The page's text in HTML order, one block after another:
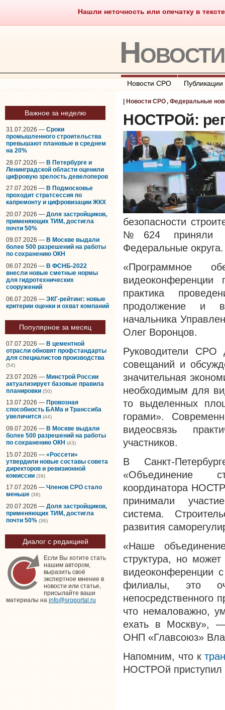
Нашли неточность или опечатку в
Саморегулирование Что
Новости СРО Публикации
Важное за неделю
31.07.2026 — Сроки
промышленного строительства
превышают плановые в среднем
на 20%
28.07.2026 — В Петербурге и
Ленинградской области оценили
цифровую зрелость девелоперов
27.07.2026 — В Подмосковье
проходит стратсессия по
капремонту и цифровизации ЖКХ
20.07.2026 — Доля застройщиков,
применяющих ТИМ, достигла
почти 50%
09.07.2026 — В Москве выдали
более 500 разрешений на работы
по сохранению ОКН
06.07.2026 — В ФСНБ-2022
внесли новые сметные нормы
для гидротехнических
сооружений
06.07.2026 — ЭКГ-рейтинг: новые
критерии оценки и охват компаний
Популярное за месяц
07.07.2026 — В цементной
отрасли обновят профстандарты
для специалистов производства
(54)
23.07.2026 — Минстрой России
актуализирует базовые правила
планировки (50)
13.07.2026 — Провозная
способность БАМа и Транссиба
увеличится (44)
09.07.2026 — В Москве выдали
более 500 разрешений на работы
по сохранению ОКН (43)
15.07.2026 — «Россети»
утвердили новые составы совета
директоров и ревизионной
комиссии (39)
17.07.2026 — Членов СРО стало
меньше (38)
20.07.2026 — Доля застройщиков,
применяющих ТИМ, достигла
почти 50% (36)
Диалог с редакцией
Если Вы хотите стать
нашим автором,
выразить своё
экспертное мнение в
новости или статье,
присылайте ваши
материалы на info@sroportal.ru
Новости СРО, Федеральные
НОСТРОй:
безопасности
№624 приняли
Федеральные округа.
«Программное
практика
продолжение и в
начальника
Олег Воронцов.
Руководители СРО
совещаний и
значительная
необходимым для
то выделенных
горами».
видеосвязь
участников.
В Санкт-
«Объединение
координатора
принимали
система.
развития
«Наше
структура, но
видеоконференции
филиалы, это
непосредственного
что немаловажно,
ехать в Москву», —
ОНП «Главсоюз»
Напомним, что к
НОСТРОй